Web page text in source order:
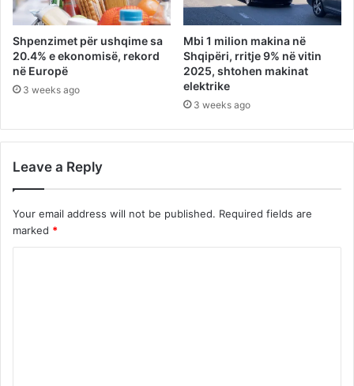
Shpenzimet për ushqime sa
20.4% e ekonomisë, rekord
në Europë
3 weeks ago
Mbi 1 milion makina në
Shqipëri, rritje 9% në vitin
2025, shtohen makinat
elektrike
3 weeks ago
Leave a Reply
Your email address will not be published. Required fields are
marked *